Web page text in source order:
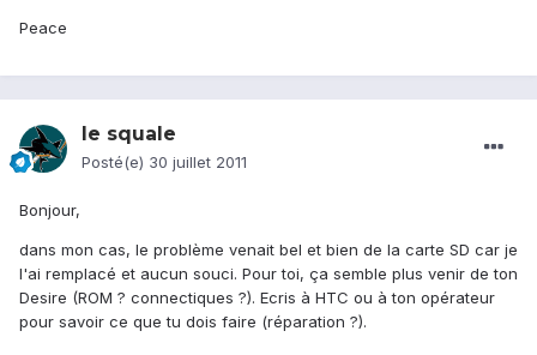
Peace
le squale
Posté(e) 30 juillet 2011
Bonjour,
dans mon cas, le problème venait bel et bien de la carte SD car je
l'ai remplacé et aucun souci. Pour toi, ça semble plus venir de ton
Desire (ROM ? connectiques ?). Ecris à HTC ou à ton opérateur
pour savoir ce que tu dois faire (réparation ?).